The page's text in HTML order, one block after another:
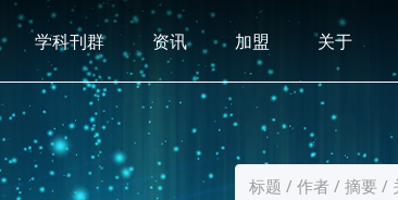
学科刊群 资讯 加盟 关于